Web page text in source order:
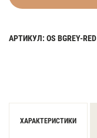
АРТИКУЛ: OS BGREY-RED
ХАРАКТЕРИСТИКИ